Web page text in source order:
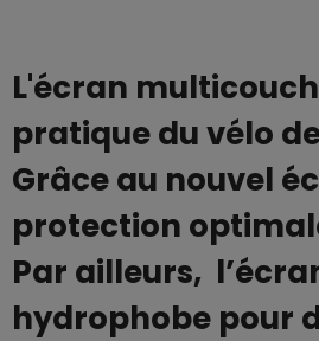
L'écran
pratique du vélo
Grâce au nouvel
protection
Par ailleurs,
hydrophobe pour